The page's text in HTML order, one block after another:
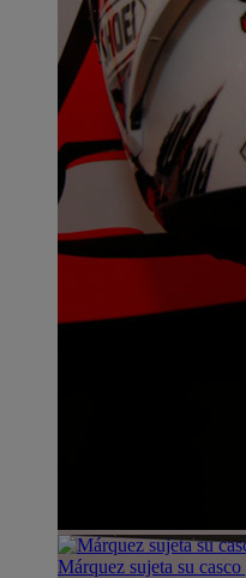
Márquez sujeta su